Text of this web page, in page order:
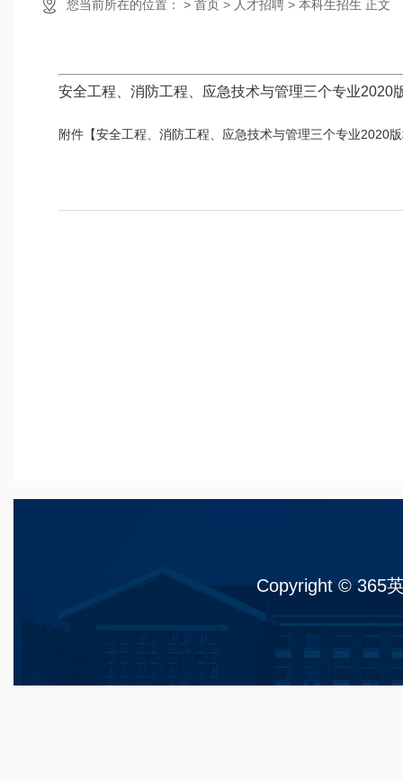
您当前所在的位置： > 首页 > 人才招聘 > 本科生招生 正文
安全工程、消防工程、应急技术与管理三个专业2020
附件【安全工程、消防工程、应急技术与管理三个专业2020
Copyright © 365